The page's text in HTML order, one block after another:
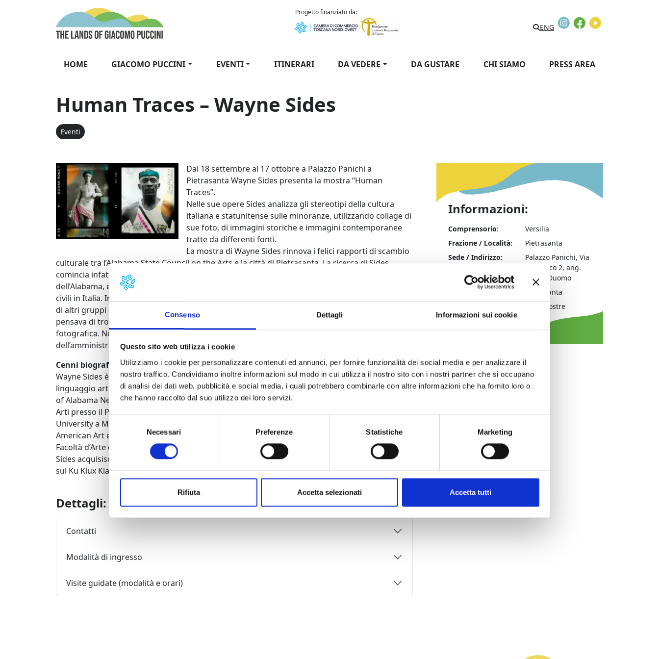
Consenso Dettagli Informazioni sui cookie
Questo sito web utilizza i cookie
Utilizziamo i cookie per personalizzare contenuti ed annunci, per fornire funzionalità dei social media e per analizzare il
nostro traffico. Condividiamo inoltre informazioni sul modo in cui utilizza il nostro sito con i nostri partner che si occupano
di analisi dei dati web, pubblicità e social media, i quali potrebbero combinarle con altre informazioni che ha fornito loro o
che hanno raccolto dal suo utilizzo dei loro servizi.
del
Necessari Preferenze Statistiche Marketing
Rifiuta Accetta selezionati Accetta tutti
Progetto finanziato da:
Search
ENG
InstagramFacebook
HOME GIACOMO PUCCINI EVENTI ITINERARI DA VEDERE DA GUSTARE CHI SIAMO PRESS AREA
Human Traces – Wayne Sides
Eventi
Human Traces - Wayne Sides / Wayne Sides - Human Traces
Dal 18 settembre al 17 ottobre a Palazzo Panichi a
Pietrasanta Wayne Sides presenta la mostra “Human
Traces”.
Nelle sue opere Sides analizza gli stereotipi della cultura
italiana e statunitense sulle minoranze, utilizzando collage di
sue foto, di immagini storiche e immagini contemporanee
tratte da differenti fonti.
La mostra di Wayne Sides rinnova i felici rapporti di scambio
culturale tra l’Alabama State Council on the Arts e la città di Pietrasanta. La ricerca di Sides
comincia infatti a Pietrasanta nel 2008, quando viene come membro della delegazione
dell’Alabama, esplorando il territorio, interessandosi particolarmente alla situazione dei diritti
civili in Italia. In quell’occasione visita Pisa, Prato ed altre località, visita le comunità rom, cinesi e
di altri gruppi etnici extra-comunitari in Italia. Parla con loro, scopre una realtà nuova, che non
pensava di trovare nel nostro paese, la documenta puntualmente con la sua macchina
fotografica. Nel 2009 ritorna e approfondisce. Da qui nasce l’invito, da parte
dell’amministrazione comunale, ad esporre le sue opere a Pietrasanta.
Cenni biografici
Wayne Sides è un artista e un insegnante, conosciuto per la sua fotografia ed un originale
linguaggio artistico. Sides consegue la laurea in Arti Visive e dello Spettacolo presso l’University
of Alabama New College. Successivamente trasferitosi a New York, completa il master in Belle
Arti presso il Pratt Institute nel 1983. Lavora come ‘artista-in-residenza’ alla Southwest State
University a Marshall in Minnesota, alla New York Federation for the Arts, al Whitney Museum of
American Art e all’Alabama State Council on the Arts. Attualmente è docente di fotografia alla
Facoltà d’Arte della University of North Alabama.
Sides acquisisce riconoscimento a livello nazionale nei tardi anni Settanta per le sue fotografie
sul Ku Klux Klan.
Dettagli:
Contatti
Modalità di ingresso
Visite guidate (modalità e orari)
Informazioni:
Comprensorio:
Versilia
Frazione / Località:
Pietrasanta
Sede / Indirizzo:
Palazzo Panichi, Via
Marzocco 2, ang.
Piazza Duomo
Comune:
Pietrasanta
arte|mostre